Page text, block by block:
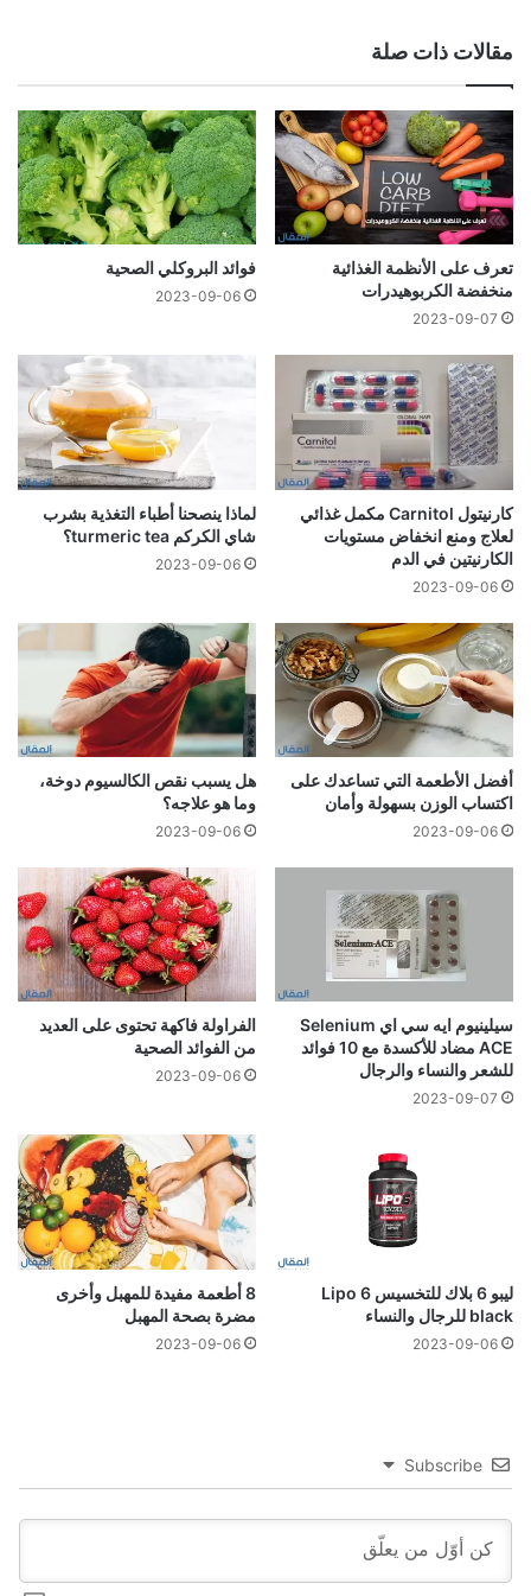
مقالات ذات صلة
تعرف على الأنظمة الغذائية
منخفضة الكربوهيدرات
2023-09-07
فوائد البروكلي الصحية
2023-09-06
كارنيتول Carnitol مكمل غذائي
لعلاج ومنع انخفاض مستويات
الكارنيتين في الدم
2023-09-06
لماذا ينصحنا أطباء التغذية بشرب
شاي الكركم turmeric tea؟
2023-09-06
أفضل الأطعمة التي تساعدك على
اكتساب الوزن بسهولة وأمان
2023-09-06
هل يسبب نقص الكالسيوم دوخة،
وما هو علاجه؟
2023-09-06
سيلينيوم ايه سي اي Selenium
ACE مضاد للأكسدة مع 10 فوائد
للشعر والنساء والرجال
2023-09-07
الفراولة فاكهة تحتوى على العديد
من الفوائد الصحية
2023-09-06
ليبو 6 بلاك للتخسيس Lipo 6
black للرجال والنساء
2023-09-06
8 أطعمة مفيدة للمهبل وأخرى
مضرة بصحة المهبل
2023-09-06
Subscribe